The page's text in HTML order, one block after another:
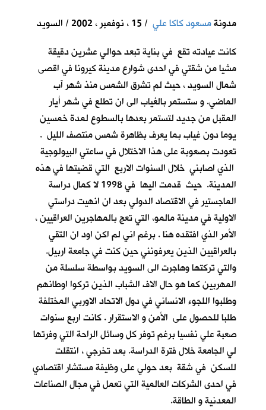
مدونةمسعود كاكا علي / 15 ، نوفمبر ، 2002 / السويد
كانت عيادته تقع في بناية تبعد حوالي عشرين دقيقة
مشيا من شقتي في احدى شوارع مدينة كيرونا في اقصى
شمال السويد ، حيث لم تشرق الشمس منذ شهر آب
الماضي. و ستستمر بالغياب الى ان تطلع في شهر أيار
المقبل من جديد لتستمر بعدها بالسطوع لمدة خمسين
يوما دون غياب بما يعرف بظاهرة شمس منتصف الليل .
تعودت بصعوبة على هذا الاختلال في ساعتي البيولوجية
الذي اصابني خلال السنوات الاربع التي قضيتها في هذه
المدينة. حيث قدمت اليها في 1998 لا كمال دراسة
الماجستير في الاقتصاد الدولي بعد ان انهيت دراستي
الاولية في مدينة مالمو، التي تعج بالمهاجرين العراقيين ،
الأمر الذي افتقده هنا . برغم اني لم اكن اود ان التقي
بالعراقيين الذين يعرفونني حين كنت في جامعة اربيل.
والتي تركتها وهاجرت الى السويد بواسطة سلسلة من
المهربين كما هو حال الاف الشباب الذين تركوا اوطانهم
وطلبوا اللجوء الانساني في دول الاتحاد الاوربي المختلفة
طلبا للحصول على الأمن و الاستقرار . كانت اربع سنوات
صعبة علي نفسيا برغم توفر كل وسائل الراحة التي وفرتها
لي الجامعة خلال فترة الدراسة. بعد تخرجي ، انتقلت
للسكن في شقة بعد حولي على وظيفة مستشار اقتصادي
في احدى الشركات العالمية التي تعمل في مجال الصناعات
المعدنية و الطاقة.